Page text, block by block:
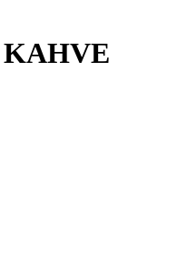
KAHVE